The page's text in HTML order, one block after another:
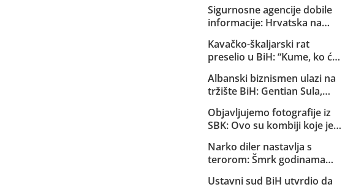
SNSD-om?
Sigurnosne agencije dobile
informacije: Hrvatska na
centar kako bi u BiH mogla
ilegalno prebacivati migrante
Kavačko-škaljarski rat
preselio u BiH: “Kume, ko će
Albanski biznismen ulazi na
tržište BiH: Gentian Sula,
u dvije države, dobio licencu
DERK-a za trgovinu strujom
Objavljujemo fotografije iz
SBK: Ovo su kombiji koje je
Republike Srpske za akciju u
Bugojnu!
Narko diler nastavlja s
terorom: Šmrk godinama
Ustavni sud BiH utvrdio da